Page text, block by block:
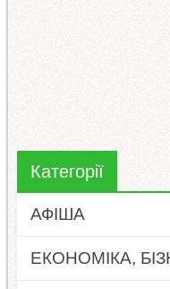
Категорії
АФІША
ЕКОНОМІКА,